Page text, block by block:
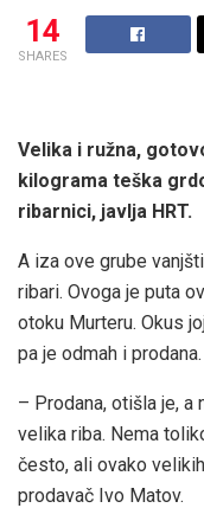
14
SHARES
Velika i ružna,
kilograma teška
ribarnici, javlja HRT.
A iza ove grube
ribari. Ovoga je puta
otoku Murteru. Okus
pa je odmah i prodana.
– Prodana, otišla je,
velika riba. Nema
često, ali ovako
prodavač Ivo Matov.